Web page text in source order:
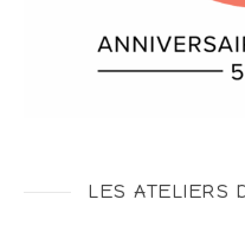
LES ATELIERS